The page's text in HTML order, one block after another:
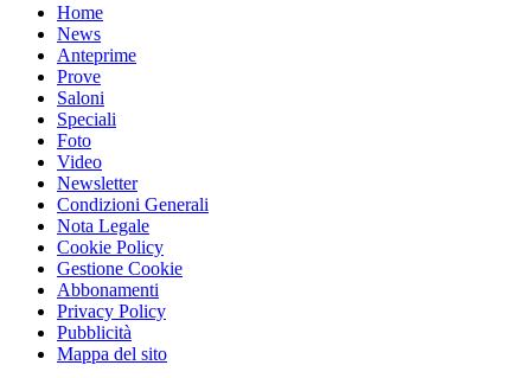
Home
News
Anteprime
Prove
Saloni
Speciali
Foto
Video
Newsletter
Condizioni Generali
Nota Legale
Cookie Policy
Gestione Cookie
Abbonamenti
Privacy Policy
Pubblicità
Mappa del sito